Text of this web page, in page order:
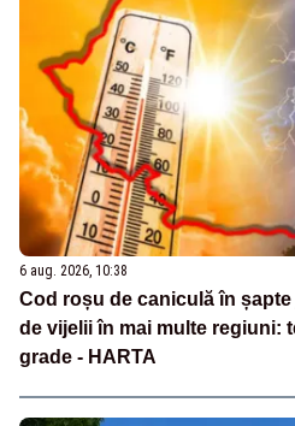
6 aug. 2026, 10:38
Cod roșu de caniculă în
de vijelii în mai multe regiuni:
grade - HARTA